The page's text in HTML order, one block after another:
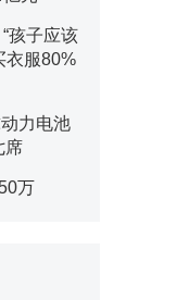
孩子应该
衣服80%
力电池
席
万